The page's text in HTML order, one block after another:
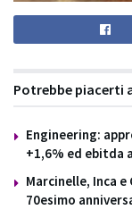
Potrebbe piacerti
Engineering:
+1,6% ed ebitda
Marcinelle, Inca
70esimo